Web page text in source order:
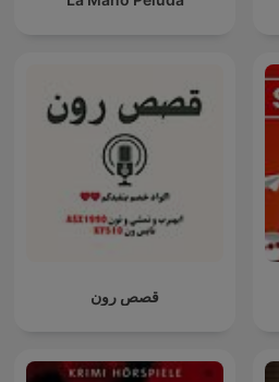
قصص رون